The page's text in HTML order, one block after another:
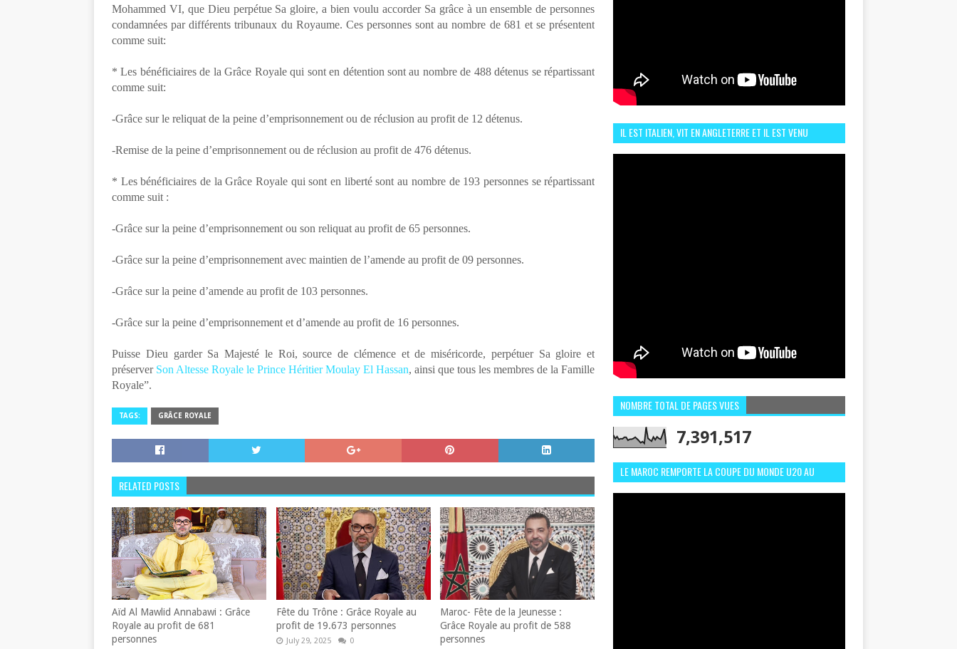
Mohammed VI, que Dieu perpétue Sa gloire, a bien voulu accorder Sa grâce à un ensemble de personnes
condamnées par différents tribunaux du Royaume. Ces personnes sont au nombre de 681 et se présentent
comme suit:
* Les bénéficiaires de la Grâce Royale qui sont en détention sont au nombre de 488 détenus se répartissant
comme suit:
-Grâce sur le reliquat de la peine d’emprisonnement ou de réclusion au profit de 12 détenus.
-Remise de la peine d’emprisonnement ou de réclusion au profit de 476 détenus.
* Les bénéficiaires de la Grâce Royale qui sont en liberté sont au nombre de 193 personnes se répartissant
comme suit :
-Grâce sur la peine d’emprisonnement ou son reliquat au profit de 65 personnes.
-Grâce sur la peine d’emprisonnement avec maintien de l’amende au profit de 09 personnes.
-Grâce sur la peine d’amende au profit de 103 personnes.
-Grâce sur la peine d’emprisonnement et d’amende au profit de 16 personnes.
Puisse Dieu garder Sa Majesté le Roi, source de clémence et de miséricorde, perpétuer Sa gloire et
préserver Son Altesse Royale le Prince Héritier Moulay El Hassan, ainsi que tous les membres de la Famille
Royale”.
TAGS: GRÂCE ROYALE
RELATED POSTS
Aïd Al Mawlid Annabawi : Grâce
Royale au profit de 681
personnes
Fête du Trône : Grâce Royale au
profit de 19.673 personnes
July 29, 2025 0
Maroc- Fête de la Jeunesse :
Grâce Royale au profit de 588
personnes
IL EST ITALIEN, VIT EN ANGLETERRE ET IL EST VENU
NOMBRE TOTAL DE PAGES VUES
7,391,517
LE MAROC REMPORTE LA COUPE DU MONDE U20 AU